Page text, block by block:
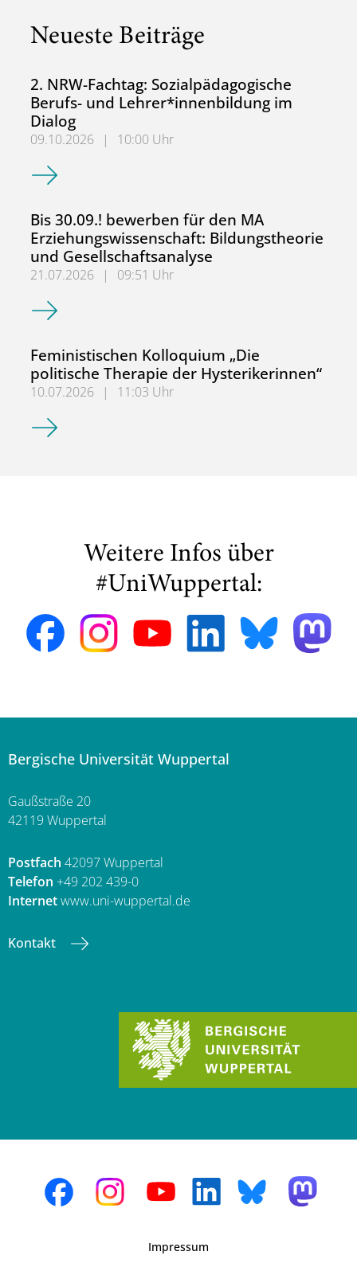
Neueste Beiträge
2. NRW-Fachtag: Sozialpädagogische
Berufs- und Lehrer*innenbildung im
Dialog
09.10.2026 |
10:00 Uhr
2. NRW-Fachtag: Sozialpädagogische Berufs- und
Bis 30.09.! bewerben für den MA
Erziehungswissenschaft: Bildungstheorie
und Gesellschaftsanalyse
21.07.2026 |
09:51 Uhr
Bis 30.09.! bewerben für den MA
Feministischen Kolloquium „Die
politische Therapie der Hysterikerinnen“
10.07.2026 |
11:03 Uhr
Feministischen Kolloquium „Die politische Therapie der
Weitere Infos über
#UniWuppertal:
Bergische Universität Wuppertal
Gaußstraße 20
42119 Wuppertal
Postfach 42097 Wuppertal
Telefon +49 202 439-0
Internetwww.uni-wuppertal.de
Kontakt
Impressum